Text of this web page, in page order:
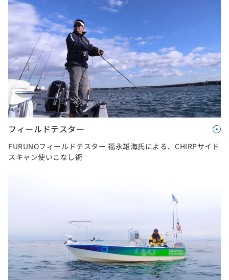
フィールドテスター
FURUNOフィールドテスター 福永雄海氏による、CHIRPサイド
スキャン使いこなし術